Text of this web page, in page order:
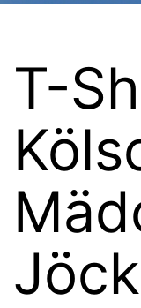
T-
Jöck